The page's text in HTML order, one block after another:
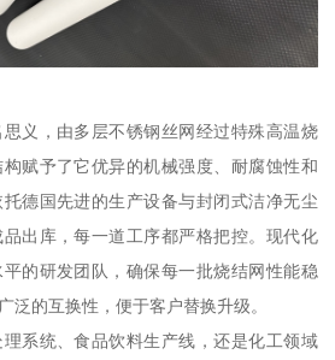
义，由多层不锈钢丝网经过特殊高温烧
赋予了它优异的机械强度、耐腐蚀性和
德国先进的生产设备与封闭式洁净无尘
出库，每一道工序都严格把控。现代化
的研发团队，确保每一批烧结网性能稳
泛的互换性，便于客户替换升级。
系统、食品饮料生产线，还是化工领域